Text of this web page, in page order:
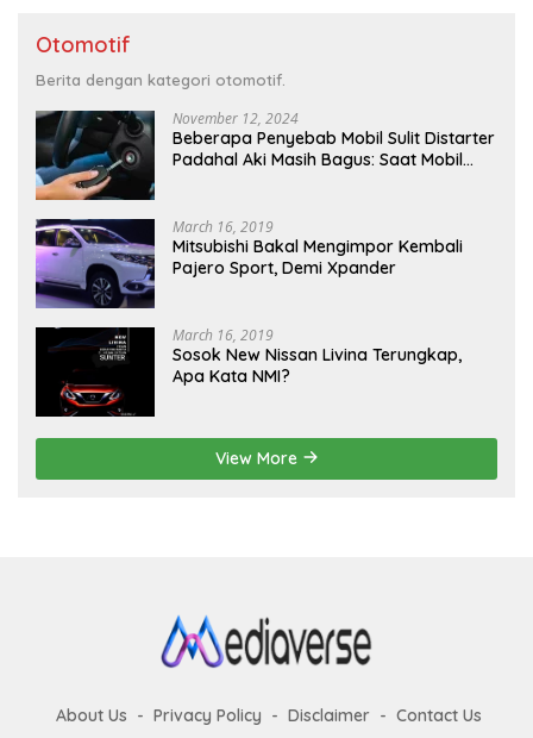
Otomotif
Berita dengan kategori otomotif.
November 12, 2024
Beberapa Penyebab Mobil Sulit Distarter
Padahal Aki Masih Bagus: Saat Mobil
March 16, 2019
Mitsubishi Bakal Mengimpor Kembali
Pajero Sport, Demi Xpander
March 16, 2019
Sosok New Nissan Livina Terungkap,
Apa Kata NMI?
View More
About Us Privacy Policy Disclaimer
Contact Us